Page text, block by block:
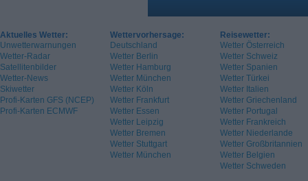
Aktuelles Wetter:
Unwetterwarnungen
Wetter-Radar
Satellitenbilder
Wetter-News
Skiwetter
Profi-Karten GFS (NCEP)
Profi-Karten ECMWF
Wettervorhersage:
Deutschland
Wetter Berlin
Wetter Hamburg
Wetter München
Wetter Köln
Wetter Frankfurt
Wetter Essen
Wetter Leipzig
Wetter Bremen
Wetter Stuttgart
Wetter München
Reisewetter:
Wetter Österreich
Wetter Schweiz
Wetter Spanien
Wetter Türkei
Wetter Italien
Wetter Griechenland
Wetter Portugal
Wetter Frankreich
Wetter Niederlande
Wetter Großbritannien
Wetter Belgien
Wetter Schweden